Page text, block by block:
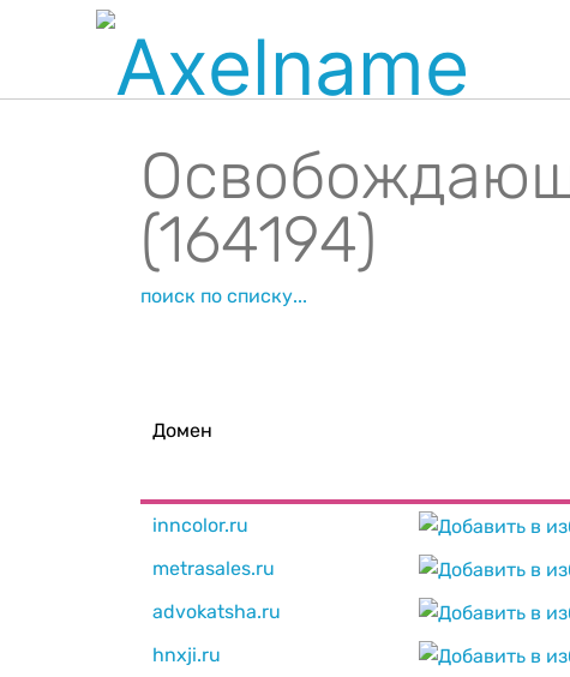
(164194)
поиск по списку...
Домен
inncolor.ru
metrasales.ru
advokatsha.ru
hnxji.ru